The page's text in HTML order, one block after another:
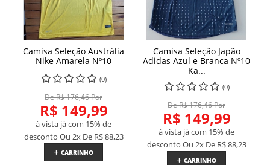
Camisa Seleção Austrália
Nike Amarela Nº10
(0)
De R$ 176,46 Por
R$ 149,99
à vista já com 15% de
desconto Ou 2x De R$ 88,23
CARRINHO
Camisa Seleção Japão
Adidas Azul e Branca Nº10
Ka...
(0)
De R$ 176,46 Por
R$ 149,99
à vista já com 15% de
desconto Ou 2x De R$ 88,23
CARRINHO